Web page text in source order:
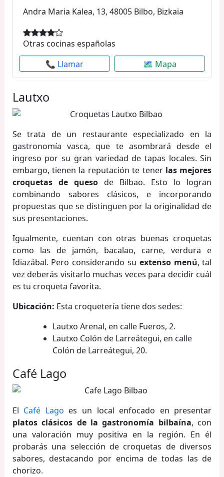
Andra Maria Kalea, 13, 48005 Bilbo, Bizkaia
Otras cocinas españolas
📞 Llamar
🗺 Mapa
Lautxo
Se trata de un restaurante especializado en la
gastronomía vasca, que te asombrará desde el
ingreso por su gran variedad de tapas locales. Sin
embargo, tienen la reputación te tener las mejores
croquetas de quesode Bilbao. Esto lo logran
combinando sabores clásicos, e incorporando
propuestas que se distinguen por la originalidad de
sus presentaciones.
Igualmente, cuentan con otras buenas croquetas
como las de jamón, bacalao, carne, verdura e
Idiazábal. Pero considerando su extenso menú, tal
vez deberás visitarlo muchas veces para decidir cuál
es tu croqueta favorita.
Ubicación: Esta croquetería tiene dos sedes:
Lautxo Arenal, en calle Fueros, 2.
Lautxo Colón de Larreátegui, en calle
Colón de Larreátegui, 20.
Café Lago
El Café Lago es un local enfocado en presentar
platos clásicos de la gastronomía bilbaína, con
una valoración muy positiva en la región. En él
probarás una selección de croquetas de diversos
sabores, destacando por encima de todas las de
chorizo.